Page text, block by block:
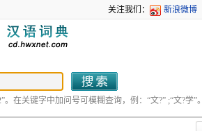
关注我们： 新浪微博
。在关键字中加问号可模糊查询，例：“文?” ;“文?学”。